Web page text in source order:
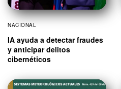
NACIONAL
IA ayuda a detectar fraudes
y anticipar delitos
cibernéticos